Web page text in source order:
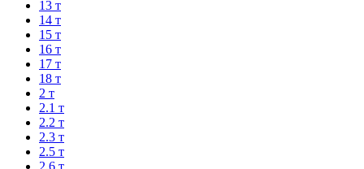
13 т
14 т
15 т
16 т
17 т
18 т
2 т
2.1 т
2.2 т
2.3 т
2.5 т